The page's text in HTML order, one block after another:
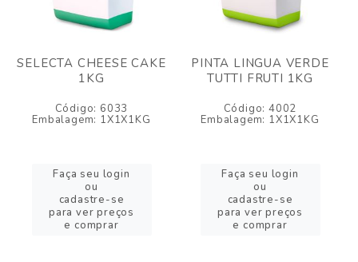
SELECTA CHEESE CAKE
1KG
Código: 6033
Embalagem: 1X1X1KG
Faça seu login
ou
cadastre-se
para ver preços
e comprar
PINTA LINGUA VERDE
TUTTI FRUTI 1KG
Código: 4002
Embalagem: 1X1X1KG
Faça seu login
ou
cadastre-se
para ver preços
e comprar